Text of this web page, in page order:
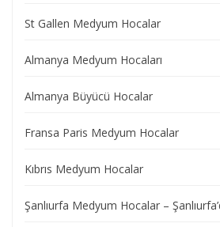
St Gallen Medyum Hocalar
Almanya Medyum Hocaları
Almanya Büyücü Hocalar
Fransa Paris Medyum Hocalar
Kıbrıs Medyum Hocalar
Şanlıurfa Medyum Hocalar –